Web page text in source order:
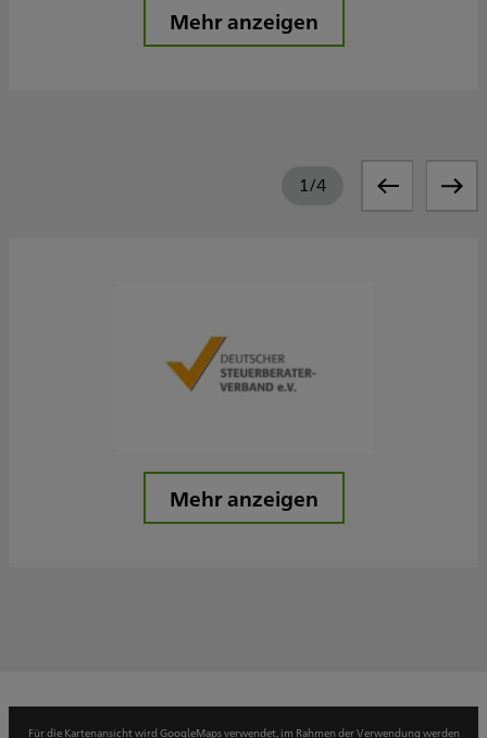
Mehr anzeigen
1/4
Mehr anzeigen
Für die Kartenansicht wird GoogleMaps verwendet, im Rahmen der Verwendung werden